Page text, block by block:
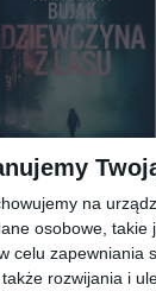
na
osobowe,
celu
rozwijania i
z lasu
Karolina Bujak